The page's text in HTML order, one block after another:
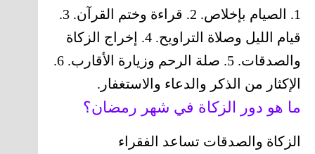
1. الصيام بإخلاص. 2. قراءة وختم القرآن. 3.
قيام الليل وصلاة التراويح. 4. إخراج الزكاة
والصدقات. 5. صلة الرحم وزيارة الأقارب. 6.
الإكثار من الذكر والدعاء والاستغفار.
ما هو دور الزكاة في شهر رمضان؟
الزكاة والصدقات تساعد الفقراء